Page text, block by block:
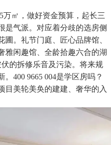
万㎡，做好资金预算，起长三
是气派。对应着分歧的选房侧
。礼节门庭、匠心品牌馆、
雅闲趣馆、全龄拾趣六合的湖
的拆修乐音及污染。将来规
400 9665 004是学区房吗？
目美轮美奂的建建、奢华的入